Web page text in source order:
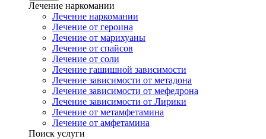
Лечение наркомании
Лечение наркомании
Лечение от героина
Лечение от марихуаны
Лечение от спайсов
Лечение от соли
Лечение гашишной зависимости
Лечение зависимости от метадона
Лечение зависимости от мефедрона
Лечение зависимости от Лирики
Лечение от метамфетамина
Лечение от амфетамина
Поиск услуги